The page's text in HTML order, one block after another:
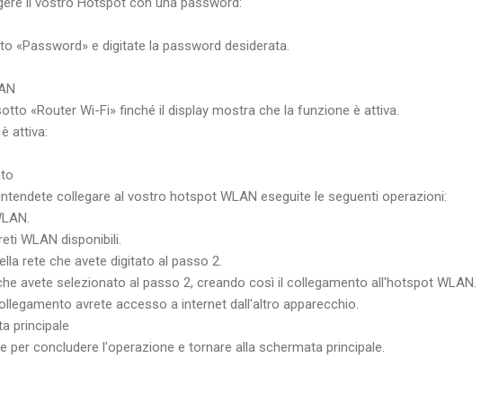
«Password» e digitate la password desiderata.
«Router Wi-Fi» finché il display mostra che la funzione è attiva.
attiva:
collegare al vostro hotspot WLAN eseguite le seguenti operazioni:
WLAN disponibili.
rete che avete digitato al passo 2.
avete selezionato al passo 2, creando così il collegamento all'hotspot WLAN.
avrete accesso a internet dall'altro apparecchio.
principale
per concludere l'operazione e tornare alla schermata principale.